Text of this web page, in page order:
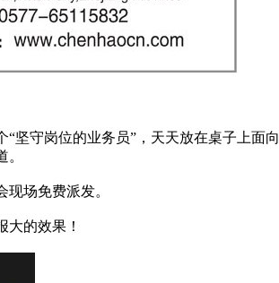
坚守岗位的业务员”，天天放在桌子上
现场免费派发。
大的效果！